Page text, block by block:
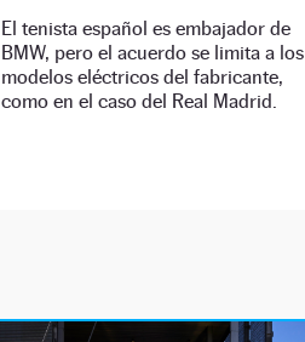
El tenista español es embajador de
BMW, pero el acuerdo se limita a los
modelos eléctricos del fabricante,
como en el caso del Real Madrid.